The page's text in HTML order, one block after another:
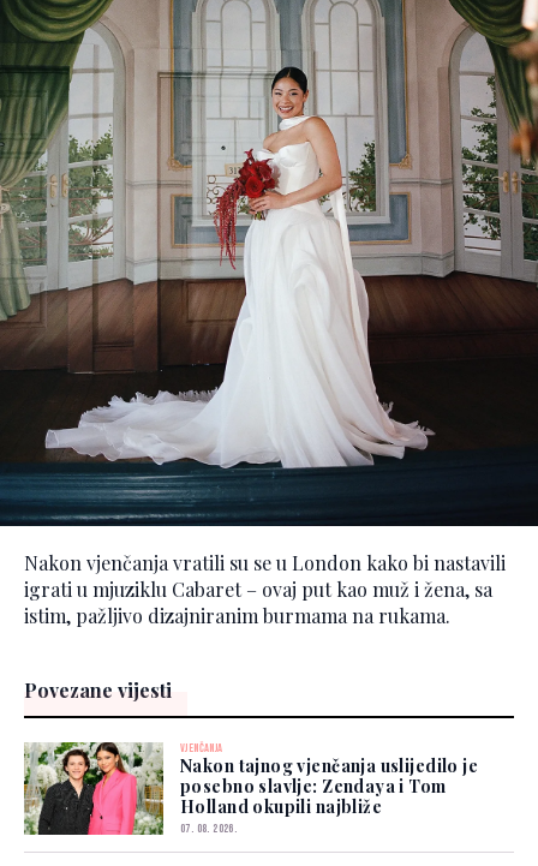
Nakon vjenčanja vratili su se u London kako bi nastavili
igrati u mjuziklu Cabaret – ovaj put kao muž i žena, sa
istim, pažljivo dizajniranim burmama na rukama.
Povezane vijesti
VJENČANJA
Nakon tajnog vjenčanja uslijedilo je
posebno slavlje: Zendaya i Tom
Holland okupili najbliže
07. 08. 2026.